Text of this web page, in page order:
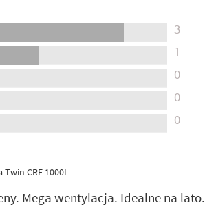
3
1
0
0
0
CRF 1000L
Mega wentylacja. Idealne na lato.